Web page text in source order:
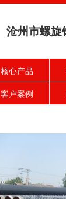
沧州市螺旋
核心产品
客户案例